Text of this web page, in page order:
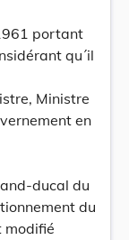
portant
qu´il
Ministre
en
ducal du
du
modifié